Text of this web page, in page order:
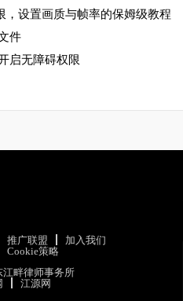
，设置画质与帧率的保姆级教程
件
启无障碍权限
推广联盟
加入我们
Cookie策略
畔律师事务所
江源网